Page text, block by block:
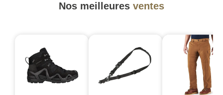
Nos meilleures ventes